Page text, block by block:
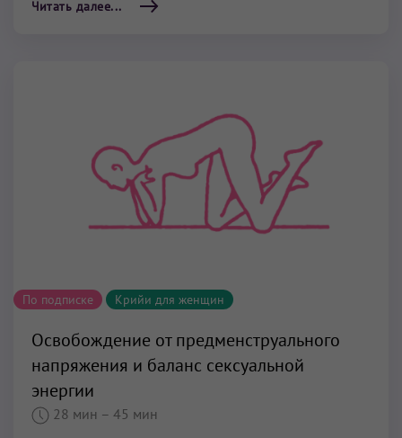
Читать далее...
По подписке Крийи для женщин
Освобождение от предменструального
напряжения и баланс сексуальной
энергии
28 мин – 45 мин